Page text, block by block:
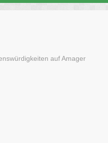
auf Amager